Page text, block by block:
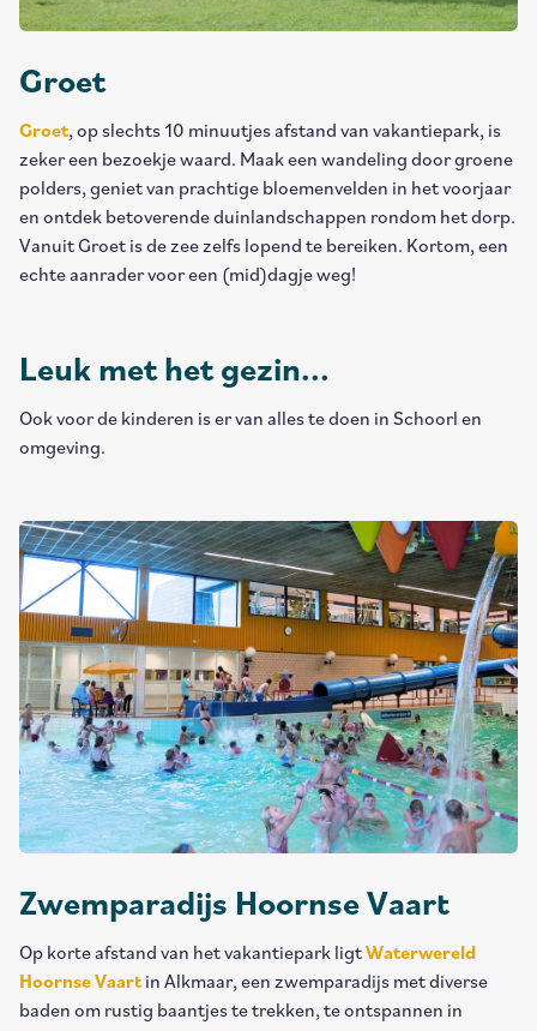
Groet
Groet, op slechts 10 minuutjes afstand van vakantiepark, is
zeker een bezoekje waard. Maak een wandeling door groene
polders, geniet van prachtige bloemenvelden in het voorjaar
en ontdek betoverende duinlandschappen rondom het dorp.
Vanuit Groet is de zee zelfs lopend te bereiken. Kortom, een
echte aanrader voor een (mid)dagje weg!
Leuk met het gezin...
Ook voor de kinderen is er van alles te doen in Schoorl en
omgeving.
Zwemparadijs Hoornse Vaart
Op korte afstand van het vakantiepark ligtWaterwereld
Hoornse Vaart in Alkmaar, een zwemparadijs met diverse
baden om rustig baantjes te trekken, te ontspannen in